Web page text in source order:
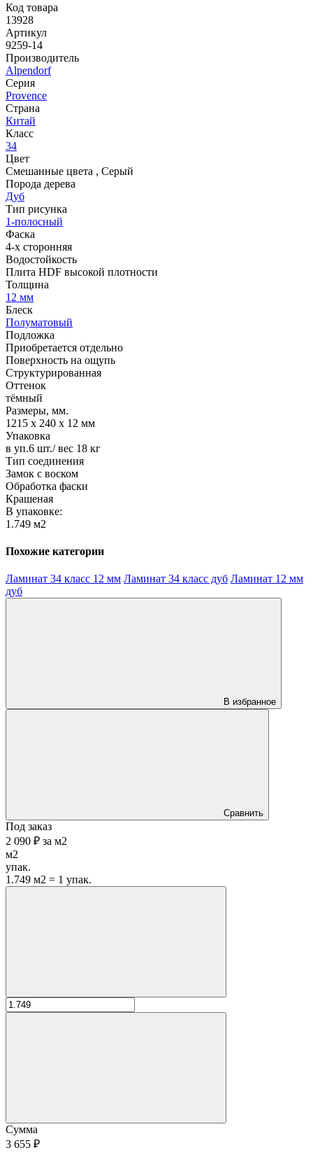
Код товара
13928
Артикул
9259-14
Производитель
Alpendorf
Серия
Provence
Страна
Китай
Класс
34
Цвет
Смешанные цвета , Серый
Порода дерева
Дуб
Тип рисунка
1-полосный
Фаска
4-х сторонняя
Водостойкость
Плита HDF высокой плотности
Толщина
12 мм
Блеск
Полуматовый
Подложка
Приобретается отдельно
Поверхность на ощупь
Структурированная
Оттенок
тёмный
Размеры, мм.
1215 х 240 х 12 мм
Упаковка
в уп.6 шт./ вес 18 кг
Тип соединения
Замок с воском
Обработка фаски
Крашеная
В упаковке:
1.749 м2
Похожие категории
Ламинат 34 класс 12 мм Ламинат 34 класс дуб Ламинат 12 мм
дуб
В избранное
Сравнить
Под заказ
2 090 ₽ за м2
м2
упак.
1.749 м2 = 1 упак.
Сумма
3 655 ₽